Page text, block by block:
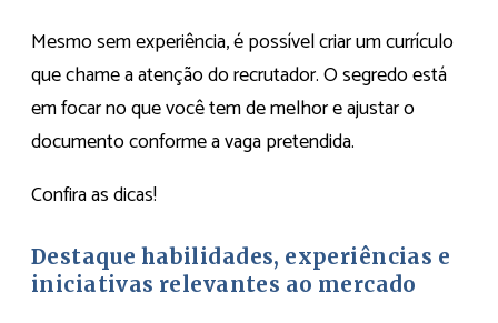
Mesmo sem experiência, é possível criar um currículo
que chame a atenção do recrutador. O segredo está
em focar no que você tem de melhor e ajustar o
documento conforme a vaga pretendida.
Confira as dicas!
Destaque habilidades, experiências e
iniciativas relevantes ao mercado